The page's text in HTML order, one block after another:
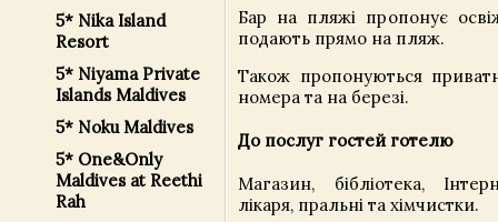
5* Nika Island
Resort
5* Niyama Private
Islands Maldives
5* Noku Maldives
5* One&Only
Maldives at Reethi
Rah
Бар на пляжі пропонує
подають прямо на пляж.
Також пропонуються
номера та на березі.
До послуг гостей готелю
Магазин, бібліотека,
лікаря, пральні та хімчистки.